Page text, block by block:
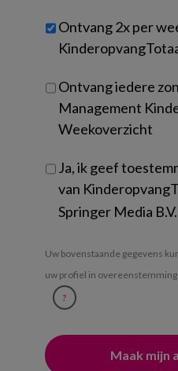
je?
Untitled
Ontvang 2x per
Ontvang iedere
Management
Weekoverzicht
Ja, ik geef
van
Springer Media B.V.
Uw bovenstaande gegevens
uw profiel in
?